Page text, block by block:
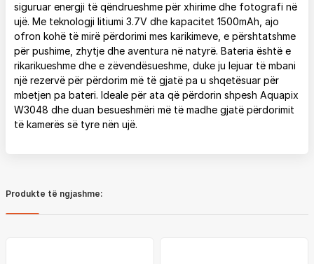
siguruar energji të qëndrueshme për xhirime dhe fotografi në
ujë. Me teknologji litiumi 3.7V dhe kapacitet 1500mAh, ajo
ofron kohë të mirë përdorimi mes karikimeve, e përshtatshme
për pushime, zhytje dhe aventura në natyrë. Bateria është e
rikarikueshme dhe e zëvendësueshme, duke ju lejuar të mbani
një rezervë për përdorim më të gjatë pa u shqetësuar për
mbetjen pa bateri. Ideale për ata që përdorin shpesh Aquapix
W3048 dhe duan besueshmëri më të madhe gjatë përdorimit
të kamerës së tyre nën ujë.
Produkte të ngjashme: